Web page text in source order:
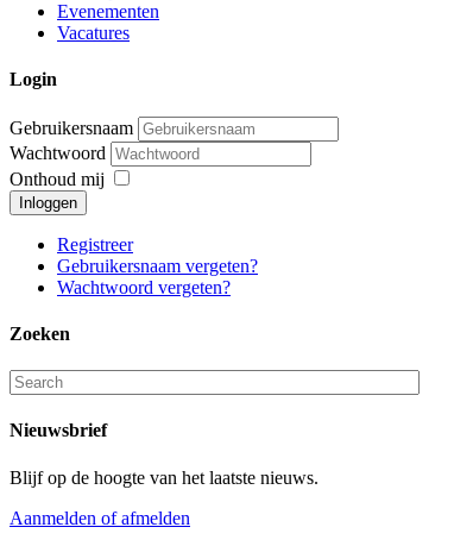
Evenementen
Vacatures
Login
Gebruikersnaam
Wachtwoord
Onthoud mij
Inloggen
Registreer
Gebruikersnaam vergeten?
Wachtwoord vergeten?
Zoeken
Nieuwsbrief
Blijf op de hoogte van het laatste nieuws.
Aanmelden of afmelden